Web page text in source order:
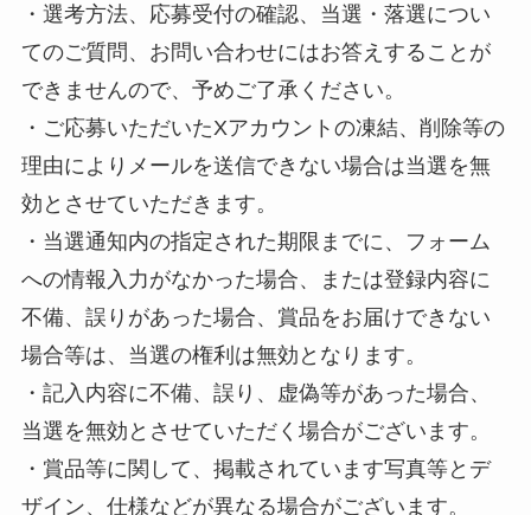
・選考方法、応募受付の確認、当選・落選につい
てのご質問、お問い合わせにはお答えすることが
できませんので、予めご了承ください。
・ご応募いただいたXアカウントの凍結、削除等の
理由によりメールを送信できない場合は当選を無
効とさせていただきます。
・当選通知内の指定された期限までに、フォーム
への情報入力がなかった場合、または登録内容に
不備、誤りがあった場合、賞品をお届けできない
場合等は、当選の権利は無効となります。
・記入内容に不備、誤り、虚偽等があった場合、
当選を無効とさせていただく場合がございます。
・賞品等に関して、掲載されています写真等とデ
ザイン、仕様などが異なる場合がございます。